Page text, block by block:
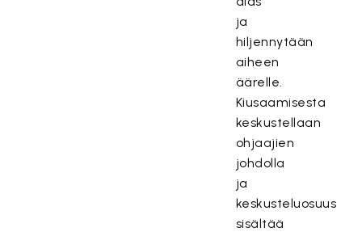
ja
hiljennytään
aiheen
äärelle.
Kiusaamisesta
keskustellaan
ohjaajien
johdolla
ja
keskusteluosuus
sisältää